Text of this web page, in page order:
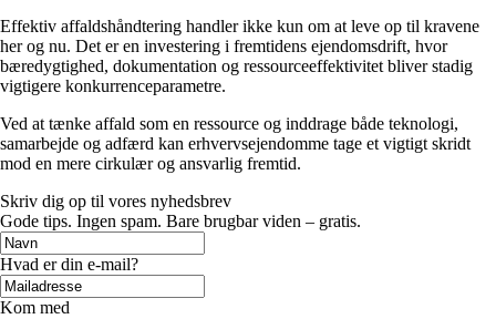
Effektiv affaldshåndtering handler ikke kun om at leve op til kravene
her og nu. Det er en investering i fremtidens ejendomsdrift, hvor
bæredygtighed, dokumentation og ressourceeffektivitet bliver stadig
vigtigere konkurrenceparametre.
Ved at tænke affald som en ressource og inddrage både teknologi,
samarbejde og adfærd kan erhvervsejendomme tage et vigtigt skridt
mod en mere cirkulær og ansvarlig fremtid.
Skriv dig op til vores nyhedsbrev
Gode tips. Ingen spam. Bare brugbar viden – gratis.
Hvad er din e-mail?
Kom med